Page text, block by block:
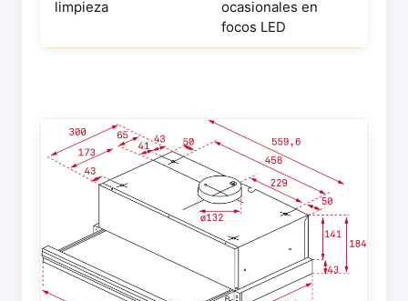
limpieza
ocasionales en
focos LED